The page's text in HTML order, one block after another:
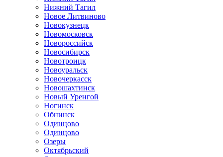
Нижний Тагил
Новое Литвиново
Новокузнецк
Новомосковск
Новороссийск
Новосибирск
Новотроицк
Новоуральск
Новочеркасск
Новошахтинск
Новый Уренгой
Ногинск
Обнинск
Одинцово
Одинцово
Озеры
Октябрьский